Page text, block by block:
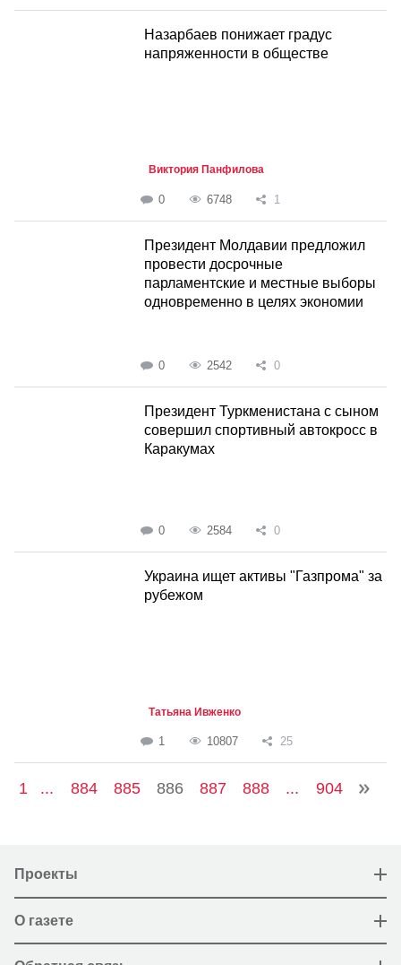
Назарбаев понижает градус
напряженности в обществе
Виктория Панфилова
0 6748 1
Президент Молдавии предложил
провести досрочные
парламентские и местные выборы
одновременно в целях экономии
0 2542 0
Президент Туркменистана с сыном
совершил спортивный автокросс в
Каракумах
0 2584 0
Украина ищет активы "Газпрома" за
рубежом
Татьяна Ивженко
1 10807 25
1 ... 884 885 886 887 888 ... 904
Проекты
О газете